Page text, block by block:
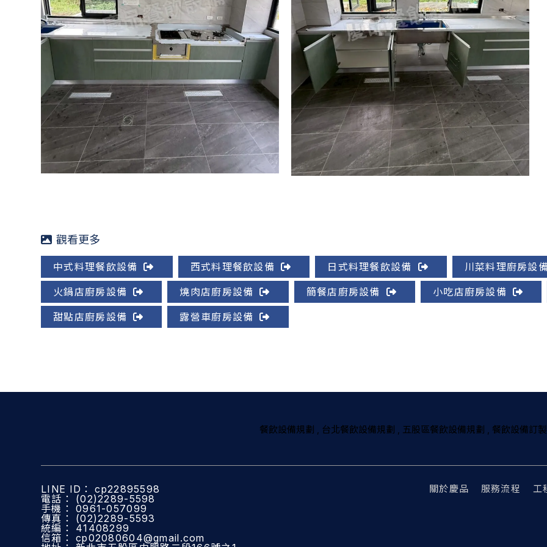
中式料理餐飲設備 西式料理餐飲設備 日式料理餐飲設備 川菜料理廚房設備
火鍋店廚房設備 燒肉店廚房設備 簡餐店廚房設備 小吃店廚房設備
甜點店廚房設備 露營車廚房設備
cp22895598
(02)2289-5598
0961-057099
(02)2289-5593
41408299
cp02080604@gmail.com
關於慶品 服務流程 工
餐飲設備規劃 台北餐飲設備規劃 五股區餐飲設備規劃 餐飲設備訂製